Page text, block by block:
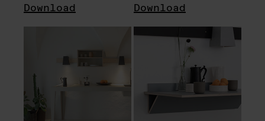
Download Download